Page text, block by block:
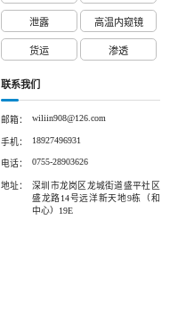
泄露 高温内窥镜
货运 渗透
联系我们
邮箱： wiliin908@126.com
手机： 18927496931
电话： 0755-28903626
地址：
深圳市龙岗区龙城街道盛平社区
盛龙路14号远洋新天地9栋（和
中心）19E